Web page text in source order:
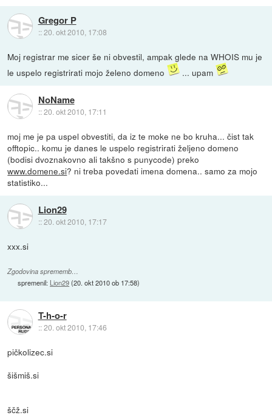
Gregor P
::20. okt 2010, 17:08
Moj registrar me sicer še ni obvestil, ampak glede na WHOIS mu je
le uspelo registrirati mojo želeno domeno
... upam
NoName
::20. okt 2010, 17:11
moj me je pa uspel obvestiti, da iz te moke ne bo kruha... čist tak
offtopic.. komu je danes le uspelo registrirati željeno domeno
(bodisi dvoznakovno ali takšno s punycode) preko
www.domene.si? ni treba povedati imena domena.. samo za mojo
statistiko...
Lion29
::20. okt 2010, 17:17
xxx.si
Zgodovina sprememb…
spremenil: Lion29(20. okt 2010 ob 17:58)
T-h-o-r
::20. okt 2010, 17:46
pičkolizec.si
šišmiš.si
ščž.si